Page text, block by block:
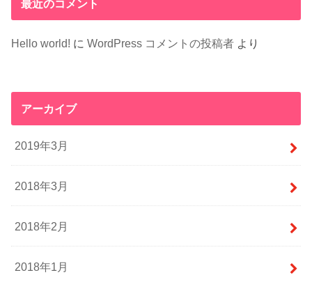
最近のコメント
Hello world! にWordPress コメントの投稿者 より
アーカイブ
2019年3月
2018年3月
2018年2月
2018年1月